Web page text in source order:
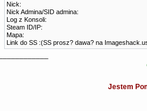
Nick:
Nick Admina/SID admina:
Log z Konsoli:
Steam ID/IP:
Mapa:
Link do SS :(SS prosz? dawa? na
Jestem